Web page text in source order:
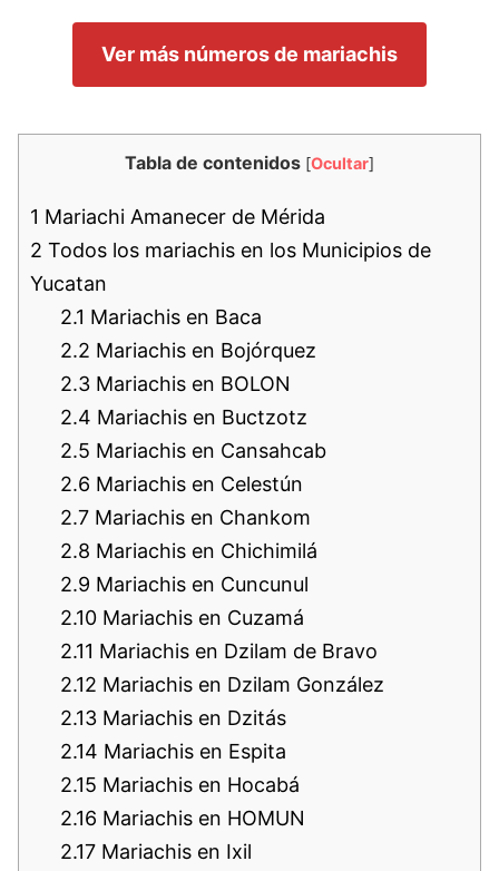
Ver más números de mariachis
Tabla de contenidos [Ocultar]
1 Mariachi Amanecer de Mérida
2 Todos los mariachis en los Municipios de
Yucatan
2.1 Mariachis en Baca
2.2 Mariachis en Bojórquez
2.3 Mariachis en BOLON
2.4 Mariachis en Buctzotz
2.5 Mariachis en Cansahcab
2.6 Mariachis en Celestún
2.7 Mariachis en Chankom
2.8 Mariachis en Chichimilá
2.9 Mariachis en Cuncunul
2.10 Mariachis en Cuzamá
2.11 Mariachis en Dzilam de Bravo
2.12 Mariachis en Dzilam González
2.13 Mariachis en Dzitás
2.14 Mariachis en Espita
2.15 Mariachis en Hocabá
2.16 Mariachis en HOMUN
2.17 Mariachis en Ixil